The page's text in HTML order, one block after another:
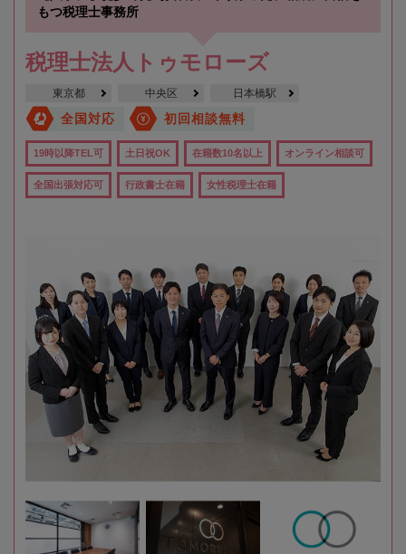
もつ税理士事務所
税理士法人トゥモローズ
東京都 中央区 日本橋駅
全国対応 初回相談無料
19時以降TEL可 土日祝OK 在籍数10名以上 オンライン相談可
全国出張対応可 行政書士在籍 女性税理士在籍